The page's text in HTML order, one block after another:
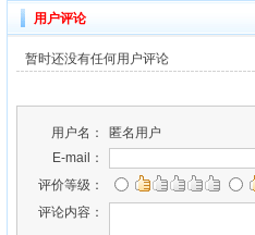
用户评论
暂时还没有任何用户评论
用户名：
匿名用户
E-mail：
评价等级：
评论内容：